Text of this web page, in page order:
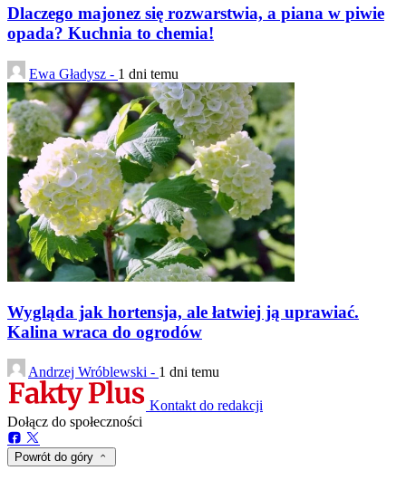
Dlaczego majonez się rozwarstwia, a piana w piwie
opada? Kuchnia to chemia!
Ewa Gładysz - 1 dni temu
Wygląda jak hortensja, ale łatwiej ją uprawiać.
Kalina wraca do ogrodów
Andrzej Wróblewski - 1 dni temu
Kontakt do redakcji
Dołącz do społeczności
Powrót do góry